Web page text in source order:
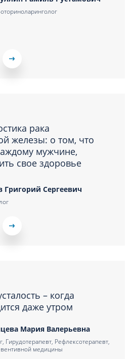
рака
железы: о том, что
мужчине,
свое здоровье
Григорий Сергеевич
– когда
даже утром
Мария Валерьевна
Гирудотерапевт, Рефлексотерапевт,
медицины